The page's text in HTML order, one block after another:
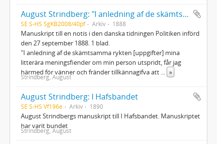
August Strindberg: "I anledning af de skämtsamma..."
SE S-HS SgKB2008/40pf Arkiv 1888
Manuskript till en notis i den danska tidningen Politiken införd
den 27 september 1888. 1 blad.
"I anledning af de skämtsamma rykten [uppgifter] mina
litterära meningsfiender om min person utspridt, får jag
härmed för vänner och fränder tillkännagifva att
»
Strindberg, August
August Strindberg: I Hafsbandet
SE S-HS Vf196e Arkiv 1890
August Strindbergs manuskript till I Hafsbandet. Manuskriptet
har varit bundet
Strindberg, August